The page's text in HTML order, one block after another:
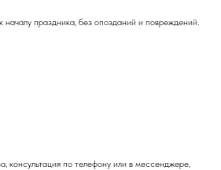
праздника, без опозданий и повреждений.
консультация по телефону или в мессенджере,